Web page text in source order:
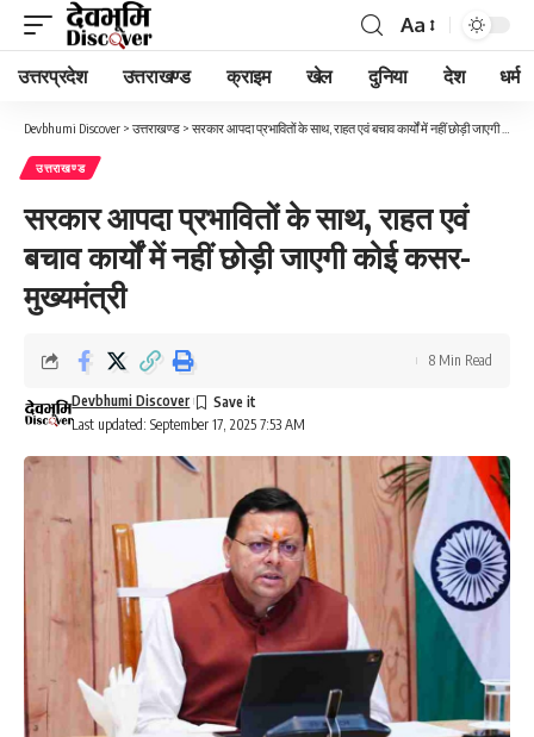
Font
Resizer
Aa
उत्तरप्रदेश उत्तराखण्ड क्राइम खेल दुनिया देश धर्म
Devbhumi Discover > उत्तराखण्ड > सरकार आपदा प्रभावितों के साथ, राहत एवं बचाव कार्यों में नहीं छोड़ी जाएगी कोई कसर- मुख्यमंत्री
उत्तराखण्ड
सरकार आपदा प्रभावितों के साथ, राहत एवं
बचाव कार्यों में नहीं छोड़ी जाएगी कोई कसर-
मुख्यमंत्री
Last updated: September 17, 2025 7:53 AM
Devbhumi Discover
8 Min Read